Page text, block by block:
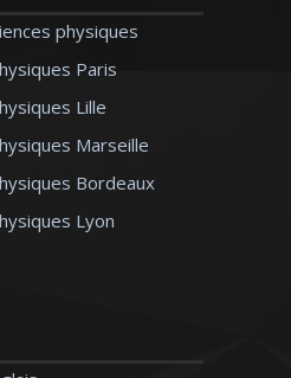
physiques
Paris
Lille
Marseille
Bordeaux
Lyon